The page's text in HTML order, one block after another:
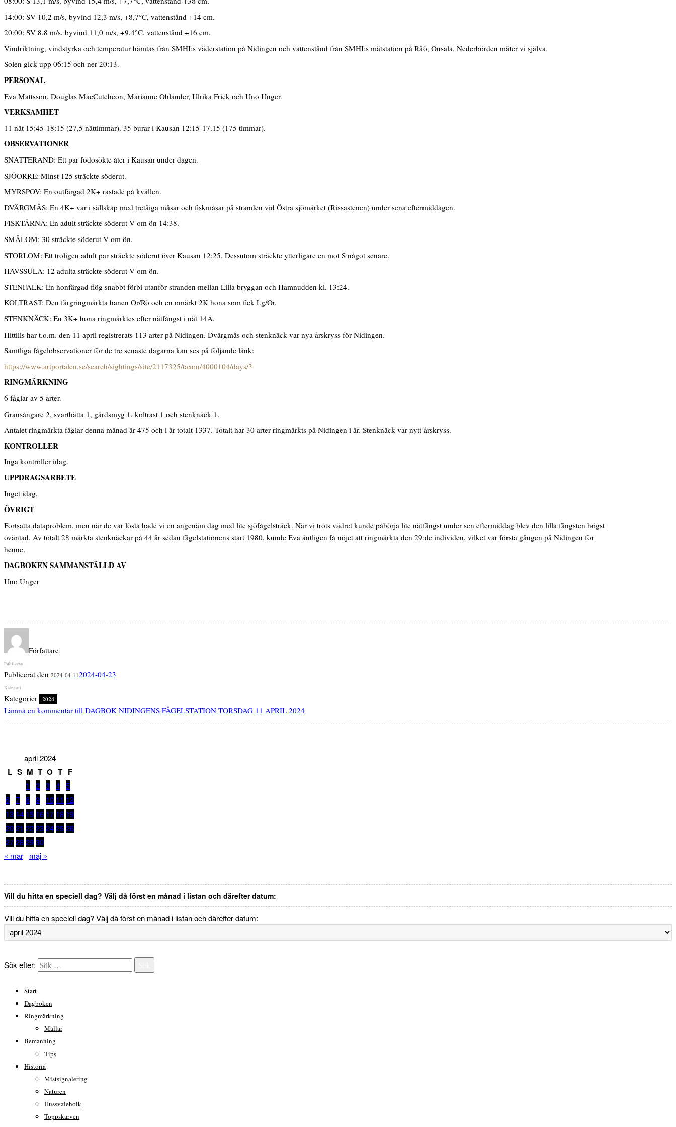
14:00: SV 10,2 m/s, byvind 12,3 m/s, +8,7°C, vattenstånd +14 cm.
20:00: SV 8,8 m/s, byvind 11,0 m/s, +9,4°C, vattenstånd +16 cm.
Vindriktning, vindstyrka och temperatur hämtas från SMHI:s väderstation på Nidingen och vattenstånd från SMHI:s mätstation på Råö, Onsala. Nederbörden mäter vi själva.
Solen gick upp 06:15 och ner 20:13.
PERSONAL
Eva Mattsson, Douglas MacCutcheon, Marianne Ohlander, Ulrika Frick och Uno Unger.
VERKSAMHET
11 nät 15:45-18:15 (27,5 nättimmar). 35 burar i Kausan 12:15-17.15 (175 timmar).
OBSERVATIONER
SNATTERAND: Ett par födosökte åter i Kausan under dagen.
SJÖORRE: Minst 125 sträckte söderut.
MYRSPOV: En outfärgad 2K+ rastade på kvällen.
DVÄRGMÅS: En 4K+ var i sällskap med tretåiga måsar och fiskmåsar på stranden vid Östra sjömärket (Rissastenen) under sena eftermiddagen.
FISKTÄRNA: En adult sträckte söderut V om ön 14:38.
SMÅLOM: 30 sträckte söderut V om ön.
STORLOM: Ett troligen adult par sträckte söderut över Kausan 12:25. Dessutom sträckte ytterligare en mot S något senare.
HAVSSULA: 12 adulta sträckte söderut V om ön.
STENFALK: En honfärgad flög snabbt förbi utanför stranden mellan Lilla bryggan och Hamnudden kl. 13:24.
KOLTRAST: Den färgringmärkta hanen Or/Rö och en omärkt 2K hona som fick Lg/Or.
STENKNÄCK: En 3K+ hona ringmärktes efter nätfångst i nät 14A.
Hittills har t.o.m. den 11 april registrerats 113 arter på Nidingen. Dvärgmås och stenknäck var nya årskryss för Nidingen.
Samtliga fågelobservationer för de tre senaste dagarna kan ses på följande länk:
https://www.artportalen.se/search/sightings/site/2117325/taxon/4000104/days/3
RINGMÄRKNING
6 fåglar av 5 arter.
Gransångare 2, svarthätta 1, gärdsmyg 1, koltrast 1 och stenknäck 1.
Antalet ringmärkta fåglar denna månad är 475 och i år totalt 1337. Totalt har 30 arter ringmärkts på Nidingen i år. Stenknäck var nytt årskryss.
KONTROLLER
Inga kontroller idag.
UPPDRAGSARBETE
Inget idag.
ÖVRIGT
Fortsatta dataproblem, men när de var lösta hade vi en angenäm dag med lite sjöfågelsträck. När vi trots vädret kunde påbörja lite nätfångst under sen eftermiddag blev den lilla fångsten högst
oväntad. Av totalt 28 märkta stenknäckar på 44 år sedan fågelstationens start 1980, kunde Eva äntligen få nöjet att ringmärkta den 29:de individen, vilket var första gången på Nidingen för
henne.
DAGBOKEN SAMMANSTÄLLD AV
Uno Unger
Författare
Publicerat den 2024-04-112024-04-23
Kategorier 2024
Lämna en kommentar till DAGBOK NIDINGENS FÅGELSTATION TORSDAG 11 APRIL 2024
april 2024
L S M T O T F
1 2 3 4 5
6 7 8 9 10 11 12
13 14 15 16 17 18 19
2021 2223242526
27282930
« mar
maj »
Vill du hitta en speciell dag? Välj då först en månad i listan och därefter datum:
Vill du hitta en speciell dag? Välj då först en månad i listan och därefter datum:
Sök efter:
Start
Dagboken
Ringmärkning
Mallar
Bemanning
Tips
Historia
Mistsignalering
Naturen
Hussvaleholk
Toppskarven